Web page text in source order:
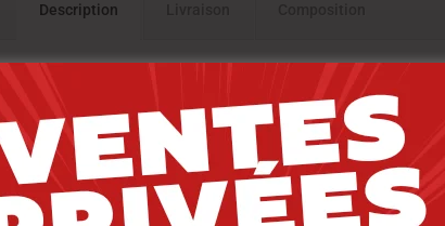
Description